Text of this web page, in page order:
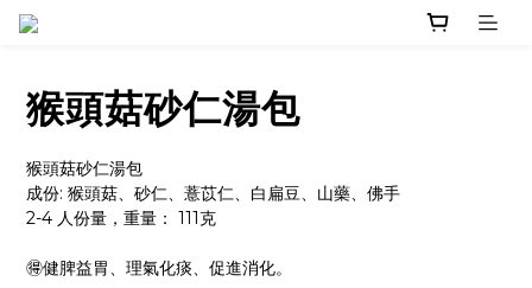
猴頭菇砂仁湯包
猴頭菇砂仁湯包
成份: 猴頭菇、砂仁、薏苡仁、白扁豆、山藥、佛手
2-4 人份量，重量： 111克
🉐健脾益胃、理氣化痰、促進消化。